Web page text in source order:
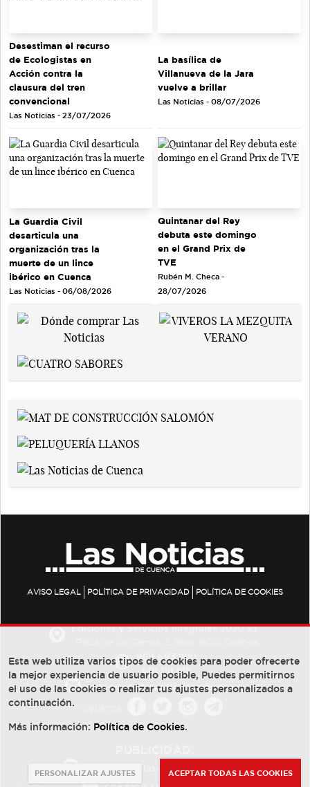
Desestiman el recurso
de Ecologistas en
Acción contra la
clausura del tren
convencional
Las Noticias - 23/07/2026
La basílica de
Villanueva de la Jara
vuelve a brillar
Las Noticias - 08/07/2026
La Guardia Civil
desarticula una
organización tras la
muerte de un lince
ibérico en Cuenca
Las Noticias - 06/08/2026
Quintanar del Rey
debuta este domingo
en el Grand Prix de
TVE
Rubén M. Checa -
28/07/2026
AVISO LEGAL POLÍTICA DE PRIVACIDAD POLÍTICA DE COOKIES
Ediciones y Servicios Integrales 2020 S.L.
969 693 800
601 119 818
redaccion@lasnoticiasdecuenca.es
Esta web utiliza varios tipos de cookies para poder ofrecerte
la mejor experiencia de usuario posible, Puedes permitirnos
el uso de las cookies o realizar tus ajustes personalizados a
continuación.
Más información: Política de Cookies.
PERSONALIZAR AJUSTES ACEPTAR TODAS LAS COOKIES